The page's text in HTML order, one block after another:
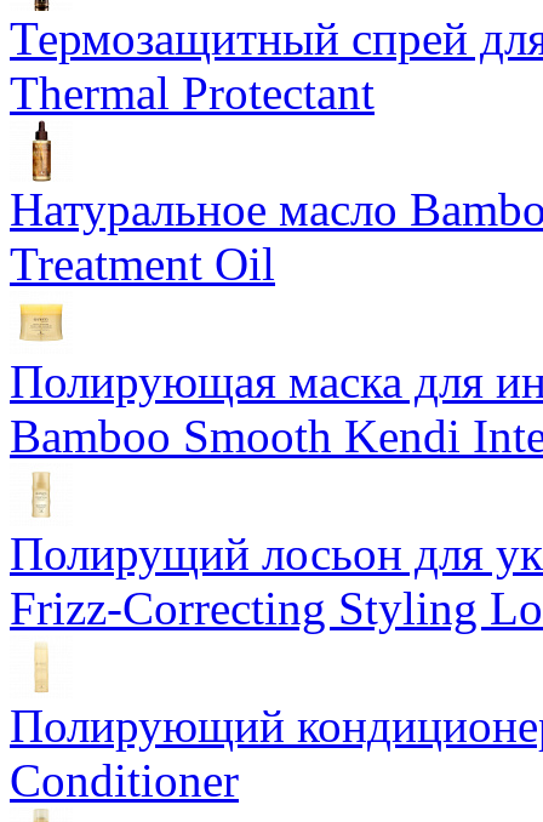
Термозащитный спрей
Thermal Protectant
Натуральное масло
Treatment Oil
Полирующая маска для
Bamboo Smooth Kendi
Полирущий лосьон для
Frizz-Correcting Styling
Полирующий
Conditioner